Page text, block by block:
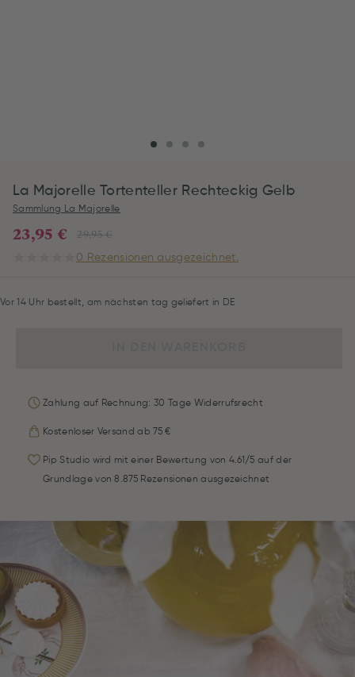
La Majorelle Tortenteller Rechteckig Gelb
Sammlung La Majorelle
29,95 €
23,95 €
0 Rezensionen ausgezeichnet.
Vor 14 Uhr bestellt, am nächsten tag geliefert in DE
Zahlung auf Rechnung: 30 Tage Widerrufsrecht
Kostenloser Versand ab 75 €
Pip Studio wird mit einer Bewertung von 4.61/5 auf der
Grundlage von 8.875 Rezensionen ausgezeichnet